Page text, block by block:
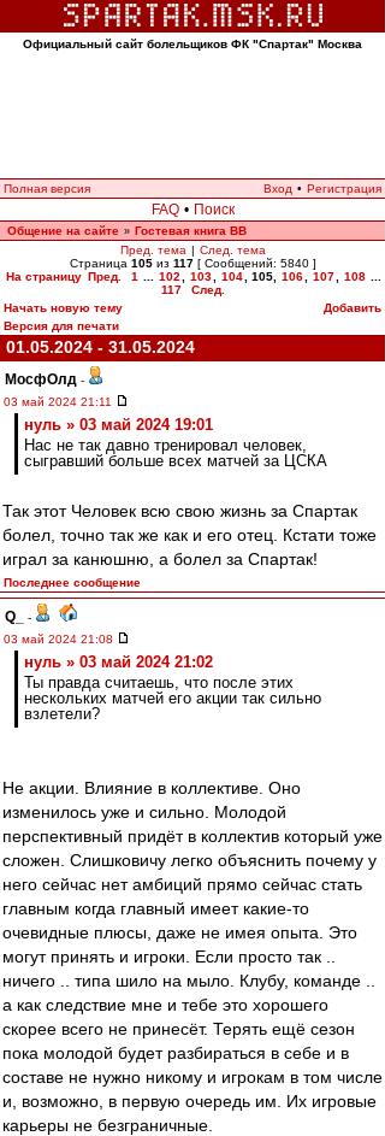
Официальный сайт болельщиков ФК "Спартак" Москва
Полная версия Вход • Регистрация
FAQ • Поиск
Общение на сайте » Гостевая книга ВВ
Пред. тема | След. тема
Страница 105из 117[ Сообщений: 5840 ]
На страницу Пред. 1 102 103 104 105, 106 107 108
117
След.
Начать новую тему
Добавить
Версия для печати
01.05.2024 - 31.05.2024
МосфОлд -
03 май 2024 21:11
нуль » 03 май 2024 19:01
Нас не так давно тренировал человек,
сыгравший больше всех матчей за ЦСКА
Так этот Человек всю свою жизнь за Спартак
болел, точно так же как и его отец. Кстати тоже
играл за канюшню, а болел за Спартак!
Последнее сообщение
Q_
-
03 май 2024 21:08
нуль » 03 май 2024 21:02
Ты правда считаешь, что после этих
нескольких матчей его акции так сильно
взлетели?
Не акции. Влияние в коллективе. Оно
изменилось уже и сильно. Молодой
перспективный придёт в коллектив который уже
сложен. Слишковичу легко объяснить почему у
него сейчас нет амбиций прямо сейчас стать
главным когда главный имеет какие-то
очевидные плюсы, даже не имея опыта. Это
могут принять и игроки. Если просто так ..
ничего .. типа шило на мыло. Клубу, команде ..
а как следствие мне и тебе это хорошего
скорее всего не принесёт. Терять ещё сезон
пока молодой будет разбираться в себе и в
составе не нужно никому и игрокам в том числе
и, возможно, в первую очередь им. Их игровые
карьеры не безграничные.